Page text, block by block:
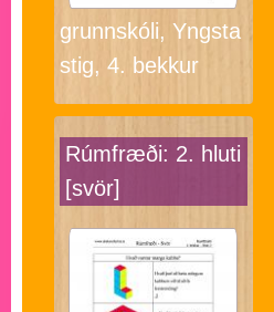
grunnskóli, Yngsta
stig, 4. bekkur
Rúmfræði: 2. hluti
[svör]